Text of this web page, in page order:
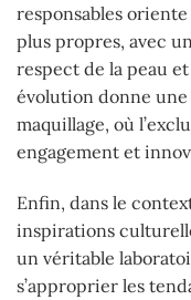
responsables
plus propres, avec
respect de la peau
évolution donne une
maquillage, où
engagement et
Enfin, dans le
inspirations
un véritable
s’approprier les